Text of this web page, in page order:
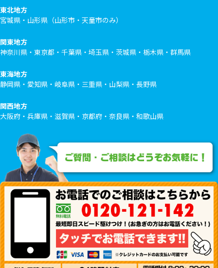
東北地方
宮城県・山形県（山形市・天童市のみ）
関東地方
神奈川県・東京都・千葉県・埼玉県・茨城県・栃木県・群馬県
東海地方
静岡県・愛知県・岐阜県・三重県・山梨県・長野県
関西地方
大阪府・兵庫県・滋賀県・京都府・奈良県・和歌山県